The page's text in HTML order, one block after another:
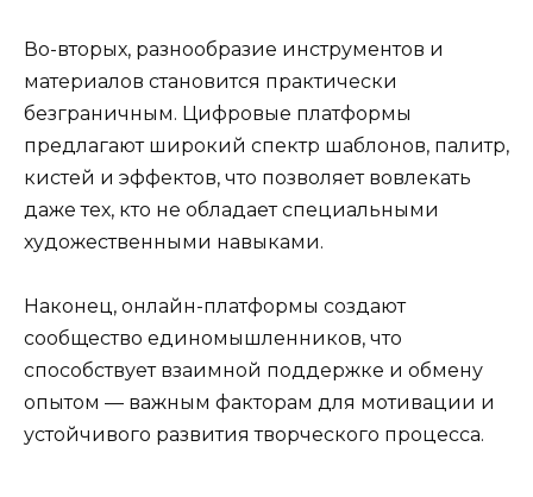
Во-вторых, разнообразие инструментов и
материалов становится практически
безграничным. Цифровые платформы
предлагают широкий спектр шаблонов, палитр,
кистей и эффектов, что позволяет вовлекать
даже тех, кто не обладает специальными
художественными навыками.
Наконец, онлайн-платформы создают
сообщество единомышленников, что
способствует взаимной поддержке и обмену
опытом — важным факторам для мотивации и
устойчивого развития творческого процесса.